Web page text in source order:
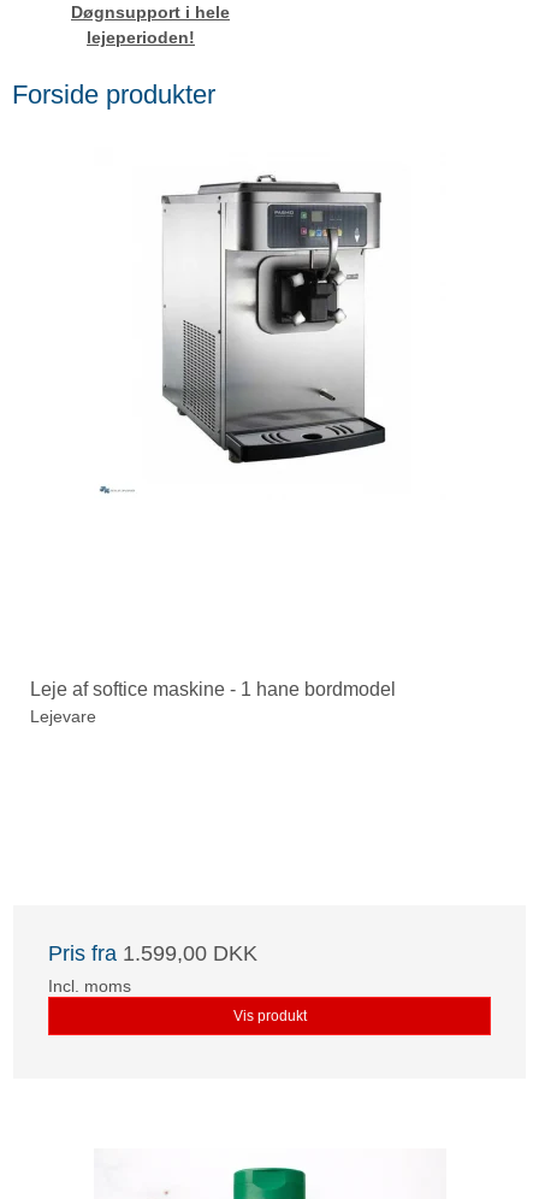
Døgnsupport i hele
lejeperioden!
Forside produkter
Leje af softice maskine - 1 hane bordmodel
Lejevare
Pris fra 1.599,00 DKK
Incl. moms
Vis produkt